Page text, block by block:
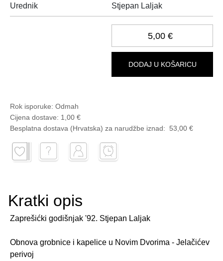
Urednik Stjepan Laljak
5,00 €
DODAJ U KOŠARICU
Rok isporuke: Odmah
Cijena dostave: 1,00 €
Besplatna dostava (Hrvatska) za narudžbe iznad: 53,00 €
Kratki opis
Zaprešićki godišnjak '92. Stjepan Laljak
Obnova grobnice i kapelice u Novim Dvorima - Jelačićev
perivoj